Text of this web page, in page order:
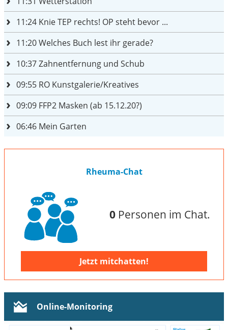
11:24 Knie TEP rechts! OP steht bevor ...
11:20Welches Buch lest ihr gerade?
10:37Zahnentfernung und Schub
09:55 RO Kunstgalerie/Kreatives
09:09 FFP2 Masken (ab 15.12.20?)
06:46 Mein Garten
Rheuma-Chat
0Personen im Chat.
Jetzt mitchatten!
Online-Monitoring